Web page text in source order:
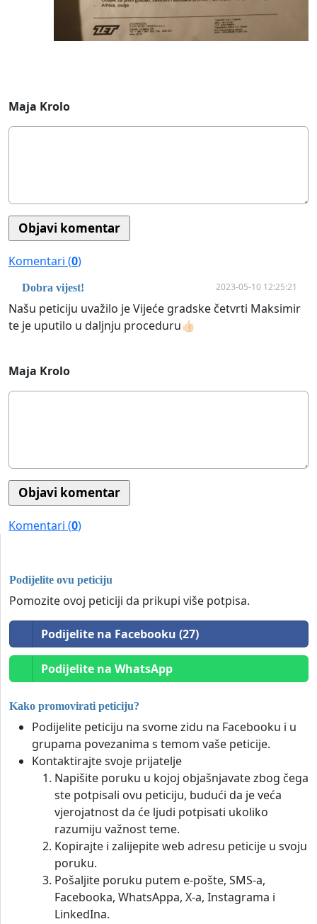
Maja Krolo
Komentari (0)
Dobra vijest! 2023-05-10 12:25:21
Našu peticiju uvažilo je Vijeće gradske četvrti Maksimir
te je uputilo u daljnju proceduru👍🏻
Maja Krolo
Komentari (0)
Podijelite ovu peticiju
Pomozite ovoj peticiji da prikupi više potpisa.
Podijelite na Facebooku (27)
Podijelite na WhatsApp
Kako promovirati peticiju?
Podijelite peticiju na svome zidu na Facebooku i u
grupama povezanima s temom vaše peticije.
Kontaktirajte svoje prijatelje
Napišite poruku u kojoj objašnjavate zbog čega
ste potpisali ovu peticiju, budući da je veća
vjerojatnost da će ljudi potpisati ukoliko
razumiju važnost teme.
Kopirajte i zalijepite web adresu peticije u svoju
poruku.
Pošaljite poruku putem e-pošte, SMS-a,
Facebooka, WhatsAppa, X-a, Instagrama i
LinkedIna.